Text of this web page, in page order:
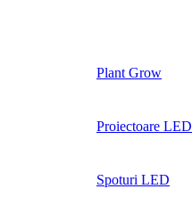
Plant Grow
Proiectoare LED
Spoturi LED